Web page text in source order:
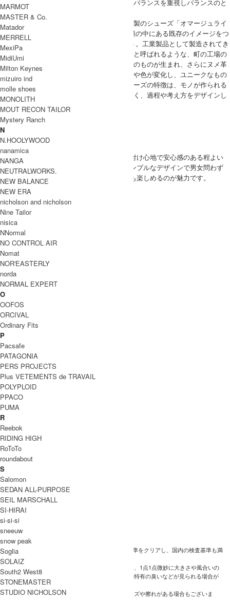
クトしています。また、モードとクラフトのバランスを重視しバランスのと
れたモノをデザインしているのも特徴です。
特に人気スニーカーをオマージュしたヌメ革製のシューズ「オマージュライ
ン」が人気で、このオマージュラインは、“頭の中にある既存のイメージをつ
かって遊ぶ”という実験的な試みからスタート。工業製品として製造されてき
たスニーカーを、あえて浅草の家内制手工業と呼ばれるような、町の工場の
人達が作り、全く同じデザインでも、異なるのものが生まれ、さらにヌメ革
を用いていることから、シューズは徐々に形や色が変化し、ユニークなもの
に仕上がっていく。エンダースキーマのシューズの特徴は、モノが作られる
背景や工程にあり、表層的なデザインではなく、過程や考え方をデザインし
ています。
Hender Scheme 取り扱い商品
MODEL
MEN
(VOICE) しっかりとした付け心地で安心感のある程よい
肉厚感のレザーです。シンプルなデザインで男女問わず
合わせやすく、経年変化も楽しめるのが魅力です。
SIZE
サイズ 全長 幅
One
INFORMATION
ラ
ン
ド
名
Hender Scheme (エンダースキーマ)
品
名
カ
ラ
ー
Natural , Black , Brown
素
材
産
国
洗
濯
記
裏
地
/
透
感
備
※こちらの商品はHender Schemeの品質基準をクリアし、国内の検査基準も満
革本来の独特な風合いを活かしているため、1点1点微妙に大きさや風合いの
異なり、色ムラや血筋、生前の傷、革製品特有の臭いなどが見られる場合が
ございます。
また製造時にやむをえず発生する細かなキズや擦れがある場合もございま
MARMOT
MASTER & Co.
Matador
MERRELL
MexiPa
MidiUmi
Milton Keynes
mizuiro ind
molle shoes
MONOLITH
MOUT RECON TAILOR
Mystery Ranch
N
N.HOOLYWOOD
nanamica
NANGA
NEUTRALWORKS.
NEW BALANCE
NEW ERA
nicholson and nicholson
Nine Tailor
nisica
NNormal
NO CONTROL AIR
Nomat
NOR'EASTERLY
norda
NORMAL EXPERT
O
OOFOS
ORCIVAL
Ordinary Fits
P
Pacsafe
PATAGONIA
PERS PROJECTS
Plus VETEMENTS de TRAVAIL
POLYPLOID
PPACO
PUMA
R
Reebok
RIDING HIGH
RoToTo
roundabout
S
Salomon
SEDAN ALL-PURPOSE
SEIL MARSCHALL
SI-HIRAI
si-si-si
sneeuw
snow peak
Soglia
SOLAIZ
South2 West8
STONEMASTER
STUDIO NICHOLSON